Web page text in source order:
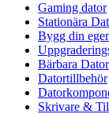
Gaming dator
Stationära
Bygg din
Bärbara
Datortillbehör
Skrivare &